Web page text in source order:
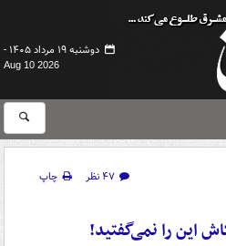
دوشنبه ۱۹ مرداد ۱۴۰۵ -
Aug 10 2026
۴۷ نظر
چاپ
این را نمی‌گفتید!